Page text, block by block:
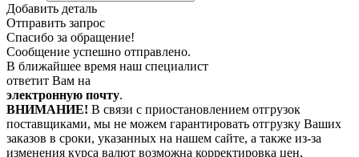
Добавить деталь
Отправить запрос
Спасибо за обращение!
Сообщение успешно отправлено.
В ближайшее время наш специалист
ответит Вам на
электронную почту.
ВНИМАНИЕ! В связи с приостановлением отгрузок
поставщиками, мы не можем гарантировать отгрузку Ваших
заказов в сроки, указанных на нашем сайте, а также из-за
изменения курса валют возможна корректировка цен,